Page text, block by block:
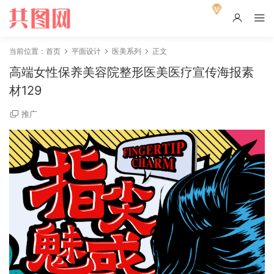
当前位置： 首页 平面设计 医美系列 正文
高端女性保养美容院整形医美医疗宣传海报素
材129
推广